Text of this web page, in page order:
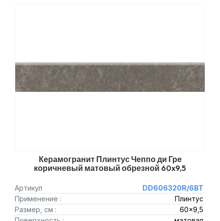
Керамогранит Плинтус Чеппо ди Гре
коричневый матовый обрезной 60x9,5
Артикул
DD606320R/6BT
Применение :
Плинтус
Размер, см :
60x9,5